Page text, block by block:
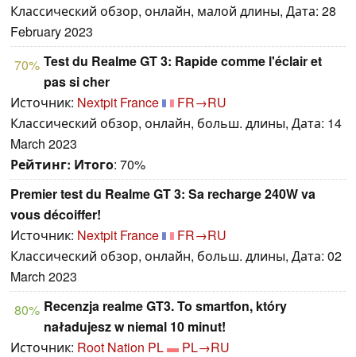
Классический обзор, онлайн, малой длины, Дата: 28
February 2023
70% Test du Realme GT 3: Rapide comme l'éclair et
pas si cher
Источник: Nextpit France
FR→RU
Классический обзор, онлайн, больш. длины, Дата: 14
March 2023
Рейтинг: Итого: 70%
Premier test du Realme GT 3: Sa recharge 240W va
vous décoiffer!
Источник: Nextpit France
FR→RU
Классический обзор, онлайн, больш. длины, Дата: 02
March 2023
80% Recenzja realme GT3. To smartfon, który
naładujesz w niemal 10 minut!
Источник: Root Nation PL
PL→RU